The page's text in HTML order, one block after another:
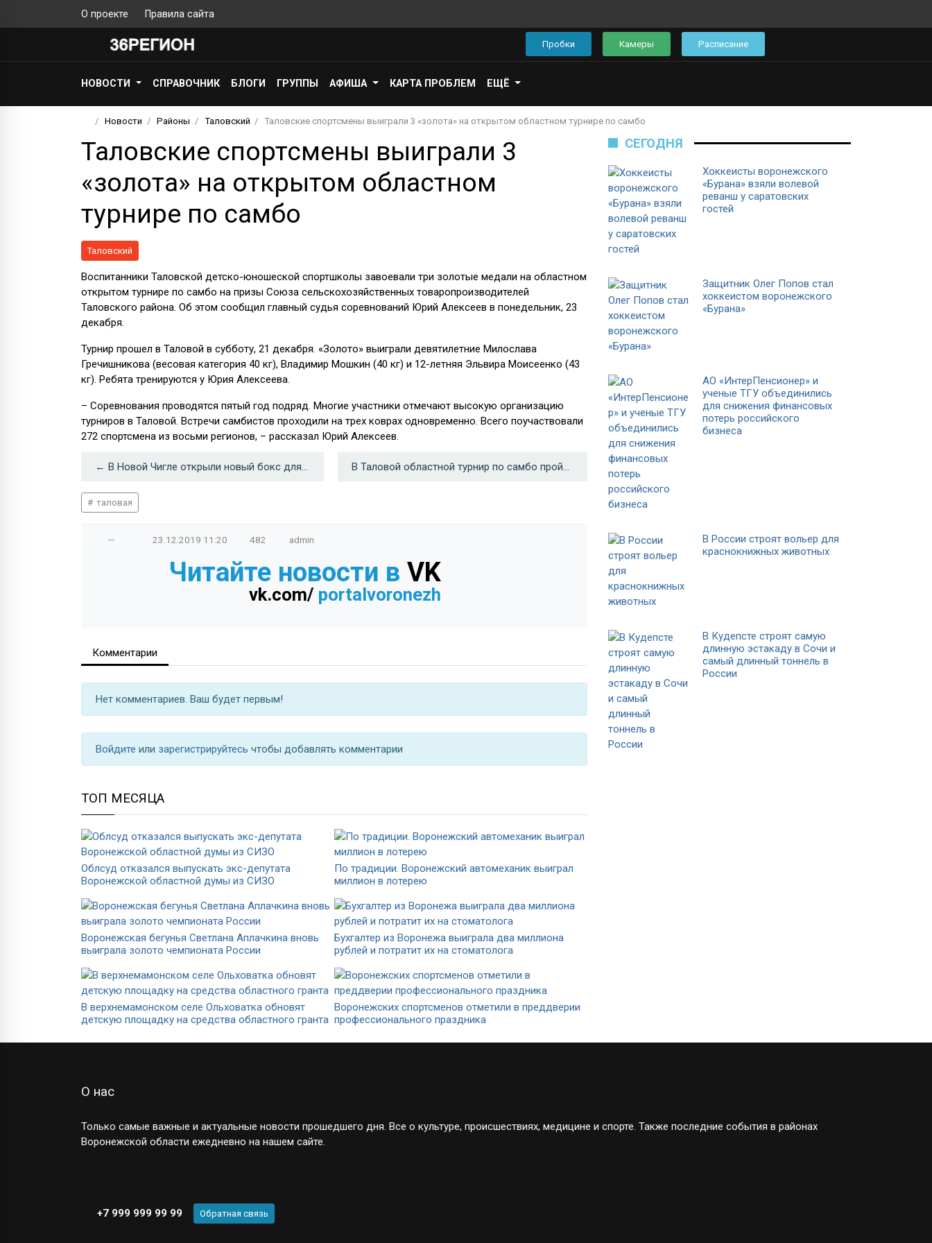
О проекте Правила сайта
Пробки Камеры Расписание
НОВОСТИ СПРАВОЧНИК БЛОГИ ГРУППЫ АФИША КАРТА ПРОБЛЕМ ЕЩЁ
Новости Районы Таловский Таловские спортсмены выиграли 3 «золота» на открытом областном турнире по самбо
Таловские спортсмены выиграли 3
«золота» на открытом областном
турнире по самбо
Таловский
Воспитанники Таловской детско-юношеской спортшколы завоевали три золотые медали на областном
открытом турнире по самбо на призы Союза сельскохозяйственных товаропроизводителей
Таловского района. Об этом сообщил главный судья соревнований Юрий Алексеев в понедельник, 23
декабря.
Турнир прошел в Таловой в субботу, 21 декабря. «Золото» выиграли девятилетние Милослава
Гречишникова (весовая категория 40 кг), Владимир Мошкин (40 кг) и 12-летняя Эльвира Моисеенко (43
кг). Ребята тренируются у Юрия Алексеева.
– Соревнования проводятся пятый год подряд. Многие участники отмечают высокую организацию
турниров в Таловой. Встречи самбистов проходили на трех коврах одновременно. Всего поучаствовали
272 спортсмена из восьми регионов, – рассказал Юрий Алексеев.
← В Новой Чигле открыли новый бокс для пожарной машины В Таловой областной турнир по самбо пройдет 21 декабря →
таловая
— 23.12.2019 11:20 482 admin
Читайте новости в VK
vk.com/ portalvoronezh
Комментарии
Нет комментариев. Ваш будет первым!
Войдите или зарегистрируйтесь чтобы добавлять комментарии
ТОП МЕСЯЦА
Облсуд отказался выпускать экс-депутата
Воронежской областной думы из СИЗО
По традиции. Воронежский автомеханик выиграл
миллион в лотерею
Воронежская бегунья Светлана Аплачкина вновь
выиграла золото чемпионата России
Бухгалтер из Воронежа выиграла два миллиона
рублей и потратит их на стоматолога
В верхнемамонском селе Ольховатка обновят
детскую площадку на средства областного гранта
Воронежских спортсменов отметили в преддверии
профессионального праздника
СЕГОДНЯ
Хоккеисты воронежского
«Бурана» взяли волевой
реванш у саратовских
гостей
Защитник Олег Попов стал
хоккеистом воронежского
«Бурана»
АО «ИнтерПенсионер» и
ученые ТГУ объединились
для снижения финансовых
потерь российского
бизнеса
В России строят вольер для
краснокнижных животных
В Кудепсте строят самую
длинную эстакаду в Сочи и
самый длинный тоннель в
России
О нас
Только самые важные и актуальные новости прошедшего дня. Все о культуре, происшествиях, медицине и спорте. Также последние события в районах
Воронежской области ежедневно на нашем сайте.
+7 999 999 99 99 Обратная связь